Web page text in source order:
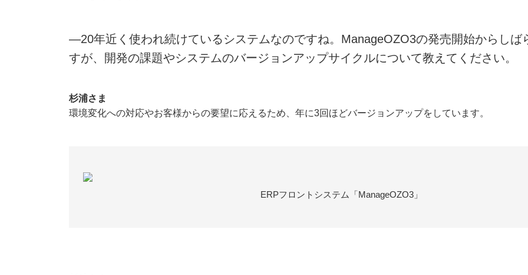
―20年近く使われ続けているシステムなのですね。ManageOZO3の発売開始からしば
すが、開発の課題やシステムのバージョンアップサイクルについて教えてください。
杉浦さま
環境変化への対応やお客様からの要望に応えるため、年に3回ほどバージョンアップをしています。
ERPフロントシステム「ManageOZO3」